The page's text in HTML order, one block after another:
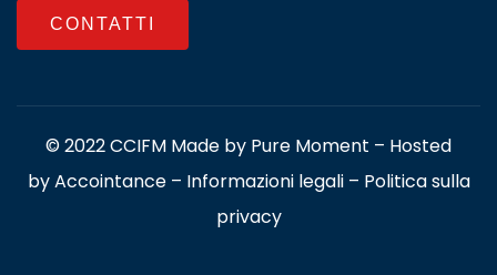
CONTATTI
© 2022 CCIFM Made by Pure Moment – Hosted
byAccointance– Informazioni legali– Politica sulla
privacy